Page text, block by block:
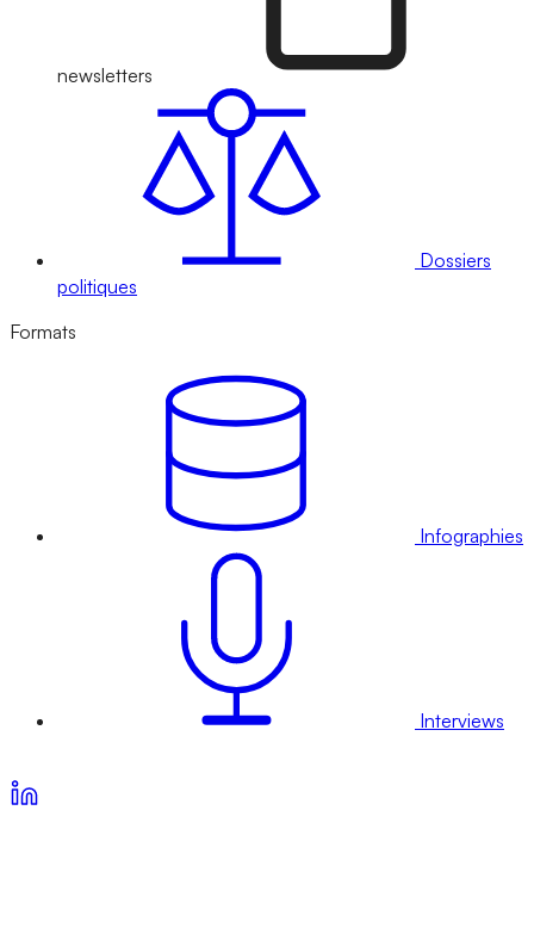
newsletters
Dossiers
politiques
Formats
Infographies
Interviews